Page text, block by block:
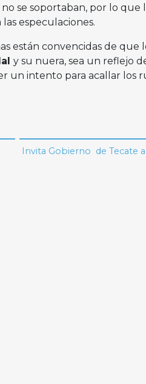
se soportaban, por lo que
las especulaciones.
están convencidas de que
y su nuera, sea un reflejo
un intento para acallar los
Invita Gobierno de Tecate